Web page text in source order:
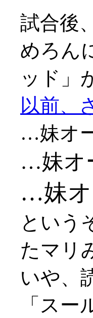
試合後
めろん
ッド」
以前、
…妹オ
…妹オ
…妹オ
という
たマリ
いや、
「ス